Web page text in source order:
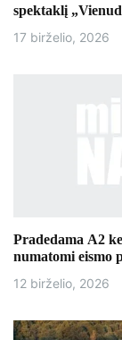
a
š
ų
spektaklį
17 birželio, 2026
Pradedama A2
numatomi eismo
12 birželio, 2026